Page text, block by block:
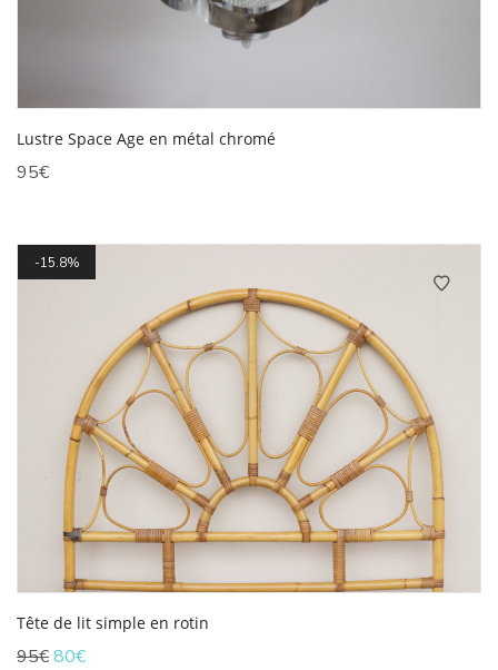
Lustre Space Age en métal chromé
95€
15.8%
Tête de lit simple en rotin
95€Le
80€Le